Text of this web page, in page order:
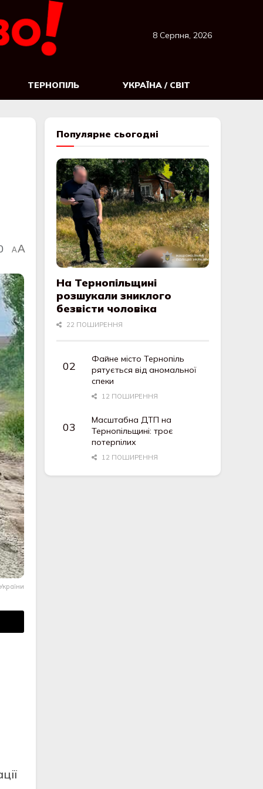
8 Серпня, 2026
ТЕРНОПІЛЬ УКРАЇНА / СВІТ
AA
Популярне сьогодні
На Тернопільщині
розшукали зниклого
безвісти чоловіка
22 ПОШИРЕННЯ
Файне місто Тернопіль
рятується від аномальної
спеки
12 ПОШИРЕННЯ
Масштабна ДТП на
Тернопільщині: троє
потерпілих
12 ПОШИРЕННЯ